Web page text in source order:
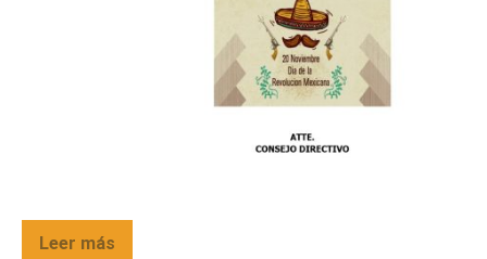
Leer más